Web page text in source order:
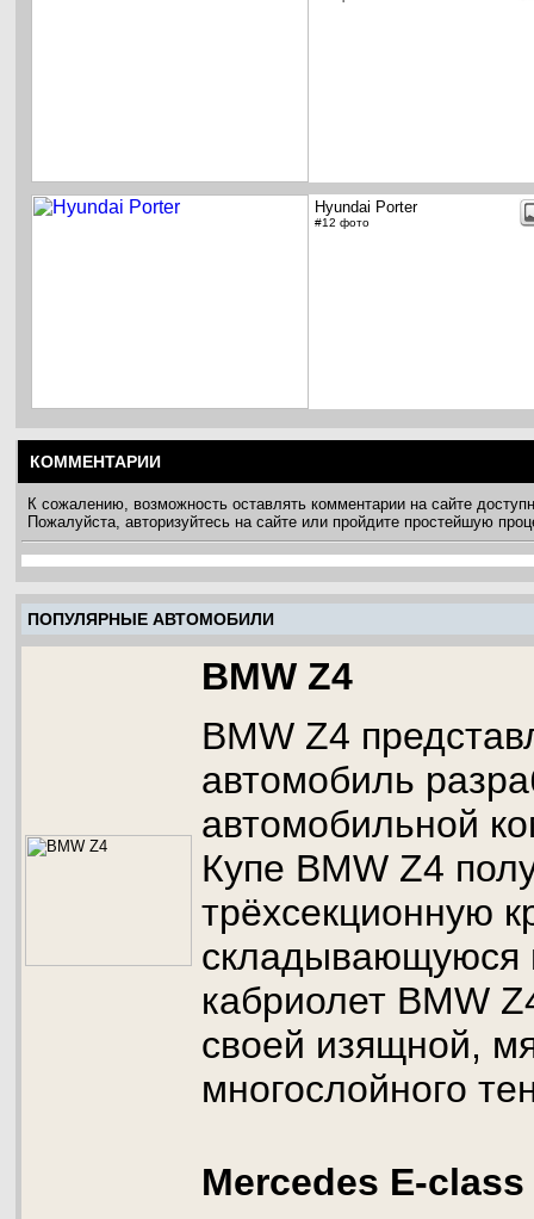
Hyundai Porter
#12 фото
КОММЕНТАРИИ
К сожалению, возможность оставлять комментарии на сайте
Пожалуйста, авторизуйтесь на сайте или пройдите простейшую
ПОПУЛЯРНЫЕ АВТОМОБИЛИ
BMW Z4
BMW Z4
автомобиль
автомобильной
Купе BMW Z4
трёхсекционную
складывающуюся
кабриолет BMW
своей изящной,
многослойного
Mercedes E-class